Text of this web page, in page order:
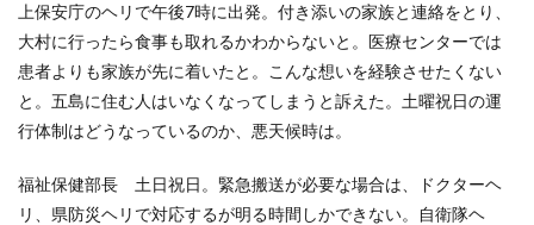
上保安庁のヘリで午後7時に出発。付き添いの家族と連絡をとり、
大村に行ったら食事も取れるかわからないと。医療センターでは
患者よりも家族が先に着いたと。こんな想いを経験させたくない
と。五島に住む人はいなくなってしまうと訴えた。土曜祝日の運
行体制はどうなっているのか、悪天候時は。
福祉保健部長 土日祝日。緊急搬送が必要な場合は、ドクターヘ
リ、県防災ヘリで対応するが明る時間しかできない。自衛隊ヘ